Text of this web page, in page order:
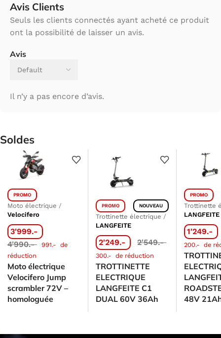
Avis Clients
Avis
Il n’y a pas encore d’avis.
Seuls les clients connectés ayant acheté ce produit
ont la possibilité de laisser un avis.
Soldes
PROMO
Moto électrique /
Velocifero
3'999.-
4'990.-
991.- de
réduction
Moto électrique
Velocifero Jump
scrambler 72V –
homologuée
PROMO NOUVEAU
Trottinette électrique /
LANGFEITE
2'249.- 2'549.-
300.- de réduction
TROTTINETTE
ELECTRIQUE
LANGFEITE C1
DUAL 60V 36Ah
PROMO
Trottinette
LANGFEITE
1'249.-
200.- de
48V